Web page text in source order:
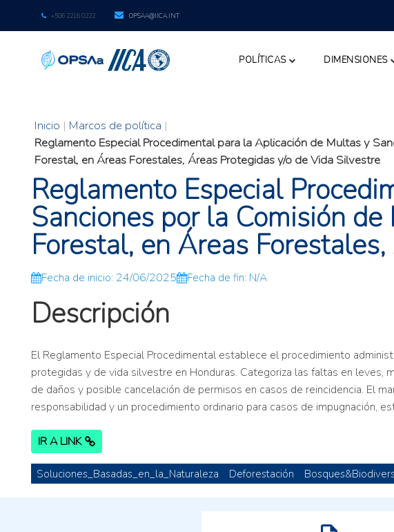
+506 2216 0222 OPSAA@IICA.INT
POLÍTICAS DIMENSIONES
Inicio | Marcos de política |
Reglamento Especial Procedimental para la Aplicación de Multas y
Forestal, en Áreas Forestales, Áreas Protegidas y/o de Vida Silvestre
Reglamento Especial
Sanciones por la Comisión
Forestal, en Áreas
Fecha de inicio: 24/06/2025 Fecha de fin: N/A
Descripción
El Reglamento Especial Procedimental establece el procedimiento
protegidas y de vida silvestre en Honduras. Categoriza las faltas en leves,
de daños y posible cancelación de permisos en casos de reincidencia. El
responsabilidad y un procedimiento ordinario para casos de impugnación,
IR A LINK
Soluciones_Basadas_en_la_Naturaleza Deforestación